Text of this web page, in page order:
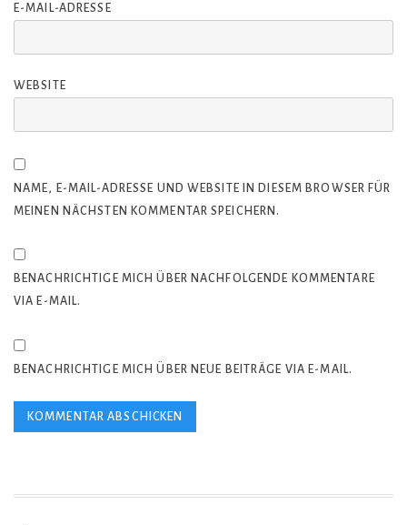
E-MAIL-ADRESSE
WEBSITE
NAME, E-MAIL-ADRESSE UND WEBSITE IN DIESEM BROWSER FÜR
MEINEN NÄCHSTEN KOMMENTAR SPEICHERN.
BENACHRICHTIGE MICH ÜBER NACHFOLGENDE KOMMENTARE
VIA E-MAIL.
BENACHRICHTIGE MICH ÜBER NEUE BEITRÄGE VIA E-MAIL.